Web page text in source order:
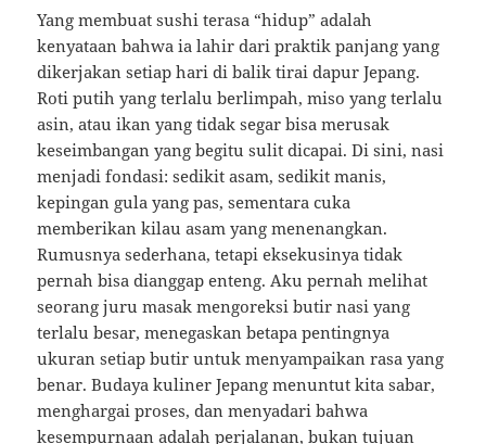
Yang membuat sushi terasa “hidup” adalah
kenyataan bahwa ia lahir dari praktik panjang yang
dikerjakan setiap hari di balik tirai dapur Jepang.
Roti putih yang terlalu berlimpah, miso yang terlalu
asin, atau ikan yang tidak segar bisa merusak
keseimbangan yang begitu sulit dicapai. Di sini, nasi
menjadi fondasi: sedikit asam, sedikit manis,
kepingan gula yang pas, sementara cuka
memberikan kilau asam yang menenangkan.
Rumusnya sederhana, tetapi eksekusinya tidak
pernah bisa dianggap enteng. Aku pernah melihat
seorang juru masak mengoreksi butir nasi yang
terlalu besar, menegaskan betapa pentingnya
ukuran setiap butir untuk menyampaikan rasa yang
benar. Budaya kuliner Jepang menuntut kita sabar,
menghargai proses, dan menyadari bahwa
kesempurnaan adalah perjalanan, bukan tujuan